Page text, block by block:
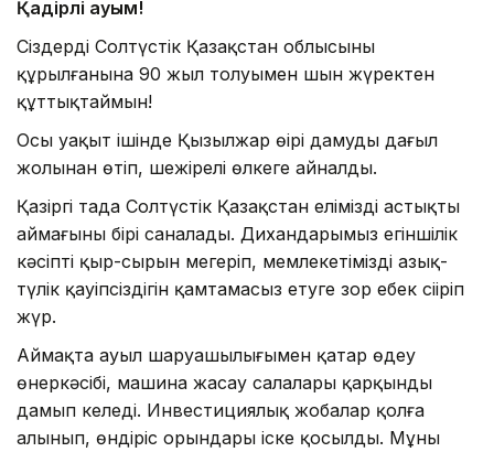
Қадірлі қауым!
Сіздерді Солтүстік Қазақстан облысының
құрылғанына 90 жыл толуымен шын жүректен
құттықтаймын!
Осы уақыт ішінде Қызылжар өңірі дамудың даңғыл
жолынан өтіп, шежірелі өлкеге айналды.
Қазіргі таңда Солтүстік Қазақстан еліміздің астықты
аймағының бірі саналады. Дихандарымыз егіншілік
кәсіптің қыр-сырын меңгеріп, мемлекетіміздің азық-
түлік қауіпсіздігін қамтамасыз етуге зор еңбек сіңіріп
жүр.
Аймақта ауыл шаруашылығымен қатар өңдеу
өнеркәсібі, машина жасау салалары қарқынды
дамып келеді. Инвестициялық жобалар қолға
алынып, өндіріс орындары іске қосылды. Мұның